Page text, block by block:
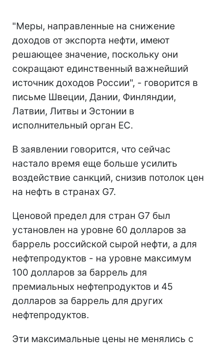
"Меры, направленные на снижение
доходов от экспорта нефти, имеют
решающее значение, поскольку они
сокращают единственный важнейший
источник доходов России", - говорится в
письме Швеции, Дании, Финляндии,
Латвии, Литвы и Эстонии в
исполнительный орган ЕС.
В заявлении говорится, что сейчас
настало время еще больше усилить
воздействие санкций, снизив потолок цен
на нефть в странах G7.
Ценовой предел для стран G7 был
установлен на уровне 60 долларов за
баррель российской сырой нефти, а для
нефтепродуктов - на уровне максимум
100 долларов за баррель для
премиальных нефтепродуктов и 45
долларов за баррель для других
нефтепродуктов.
Эти максимальные цены не менялись с